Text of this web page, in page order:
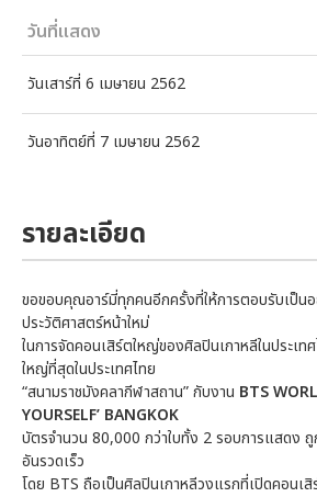
วันที่แสดง
วันเสาร์ที่ 6 เมษายน 2562
วันอาทิตย์ที่ 7 เมษายน 2562
รายละเอียด
ขอขอบคุณอาร์มี่ทุกคนอีกครั้งที่ให้การตอบรับเป็น
ประวัติศาสตร์หน้าใหม่
ในการจัดคอนเสิร์ตใหญ่ของศิลปินเกาหลีในประเ
ใหญ่ที่สุดในประเทศไทย
“สนามราชมังคลากีฬาสถาน” กับงาน BTS
YOURSELF’ BANGKOK
บัตรจำนวน 80,000 กว่าใบทั้ง 2 รอบการแสดง ถู
อันรวดเร็ว
โดย BTS ถือเป็นศิลปินเกาหลีวงแรกที่เปิดคอนเสิ